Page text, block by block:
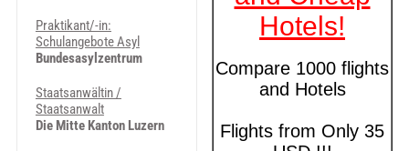
Praktikant/-in:
Schulangebote Asyl
Bundesasylzentrum
Staatsanwältin /
Staatsanwalt
Die Mitte Kanton Luzern